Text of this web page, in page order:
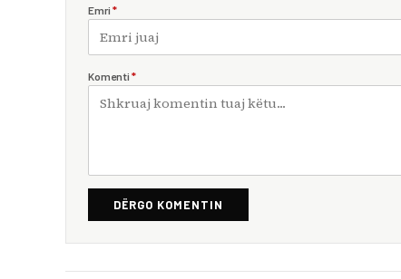
Emri *
Komenti *
DËRGO KOMENTIN